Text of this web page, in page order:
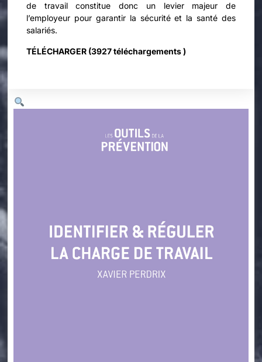
de travail constitue donc un levier majeur de
l’employeur pour garantir la sécurité et la santé des
salariés.
TÉLÉCHARGER (3927 téléchargements )